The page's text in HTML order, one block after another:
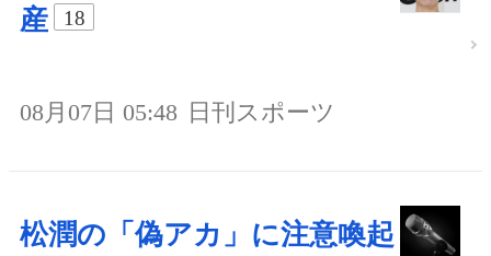
産
18
08月07日 05:48 日刊スポーツ
松潤の「偽アカ」に注意喚起